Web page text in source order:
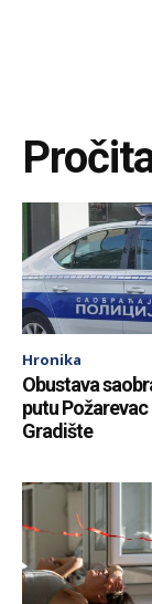
Hronika
Obustava
putu
Gradište